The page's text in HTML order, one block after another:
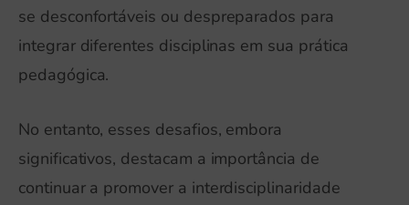
se desconfortáveis ou despreparados para
integrar diferentes disciplinas em sua prática
pedagógica.
No entanto, esses desafios, embora
significativos, destacam a importância de
continuar a promover a interdisciplinaridade